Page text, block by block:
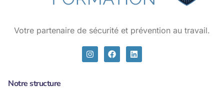
Votre partenaire de sécurité et prévention au travail.
Notre structure